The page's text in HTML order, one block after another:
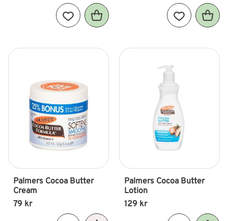
Lägg till i favoriter Lägg till i
Palmers Cocoa Butter
Cream
79 kr
Palmers Cocoa Butter
Lotion
129 kr